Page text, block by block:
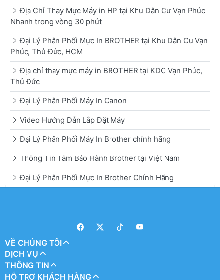
Địa Chỉ Thay Mực Máy in HP tại Khu Dân Cư Vạn Phúc
Nhanh trong vòng 30 phút
Đại Lý Phân Phối Mực In BROTHER tại Khu Dân Cư Vạn
Phúc, Thủ Đức, HCM
Địa chỉ thay mực máy in BROTHER tại KDC Vạn Phúc,
Thủ Đức
Đại Lý Phân Phối Máy In Canon
Video Hướng Dẫn Lắp Đặt Máy
Đại Lý Phân Phối Máy In Brother chính hãng
Thông Tin Tâm Bảo Hành Brother tại Việt Nam
Đại Lý Phân Phối Mực In Brother Chính Hãng
VỀ CHÚNG TÔI
DỊCH VỤ
THÔNG TIN
HỖ TRỢ KHÁCH HÀNG